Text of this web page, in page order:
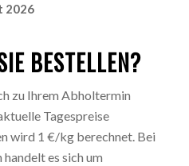
2026
BESTELLEN?
zu Ihrem Abholtermin
Tagespreise
wird 1 €/kg berechnet. Bei
es sich um